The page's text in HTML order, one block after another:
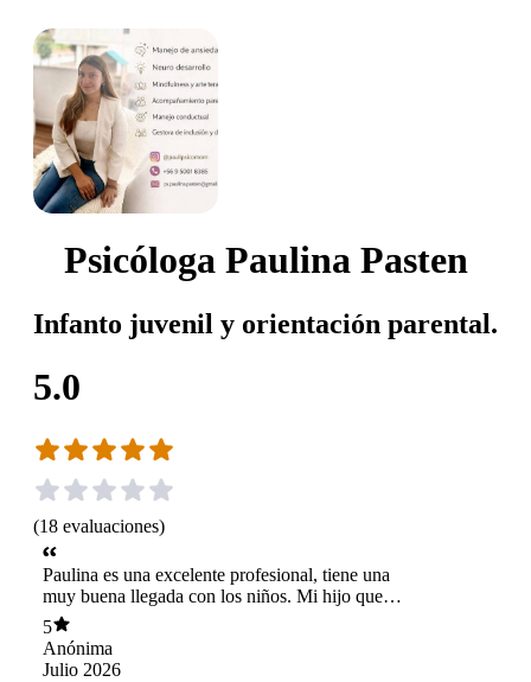
Psicóloga Paulina Pasten
Infanto juvenil y orientación parental.
5.0
(18 evaluaciones)
Paulina es una excelente profesional, tiene una
muy buena llegada con los niños. Mi hijo quedó
muy contento con la sesión, se sintió muy
cómodo y en confianza. Muy recomendada.
5
Anónima
Julio 2026